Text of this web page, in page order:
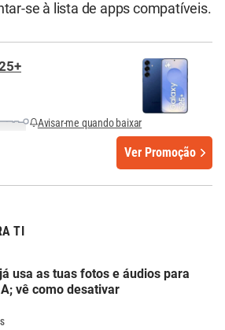
se à lista de apps compatíveis.
Avisar-me quando baixar
Ver Promoção
TI
usa as tuas fotos e áudios para
vê como desativar